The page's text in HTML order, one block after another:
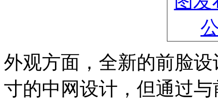
外观方面，全新的前脸
寸的中网设计，但通过